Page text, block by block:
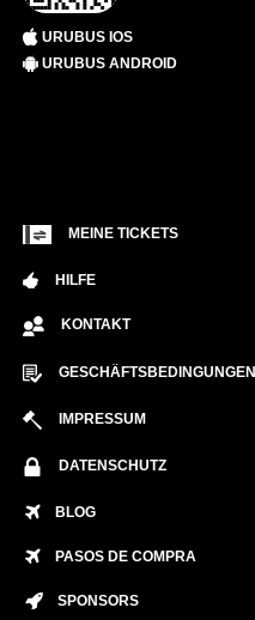
URUBUS IOS
URUBUS ANDROID
MEINE TICKETS
HILFE
KONTAKT
GESCHÄFTSBEDINGUNGEN
IMPRESSUM
DATENSCHUTZ
BLOG
PASOS DE COMPRA
SPONSORS